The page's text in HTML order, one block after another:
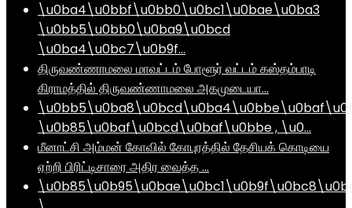
\u0ba4\u0bbf\u0bb0\u0bc1\u0bae\u0ba3
\u0bb5\u0bb0\u0ba9\u0bcd
\u0ba4\u0bc7\u0b9f…
திருவண்ணாமலை மாவட்டம் போளூர் வட்டம் கஸ்தம்பாடி
கிராமத்தில் திருவண்ணாமலை அகமுடையா…
\u0b85\u0baf\u0bcd\u0baf\u0bbe , \u0…
மீனாட்சி அம்மன் கோவில் கோபுரத்தில் தேசியக் கொடியை
ஏற்றி பிரிட்டிசாரை அதிர வைத்த …